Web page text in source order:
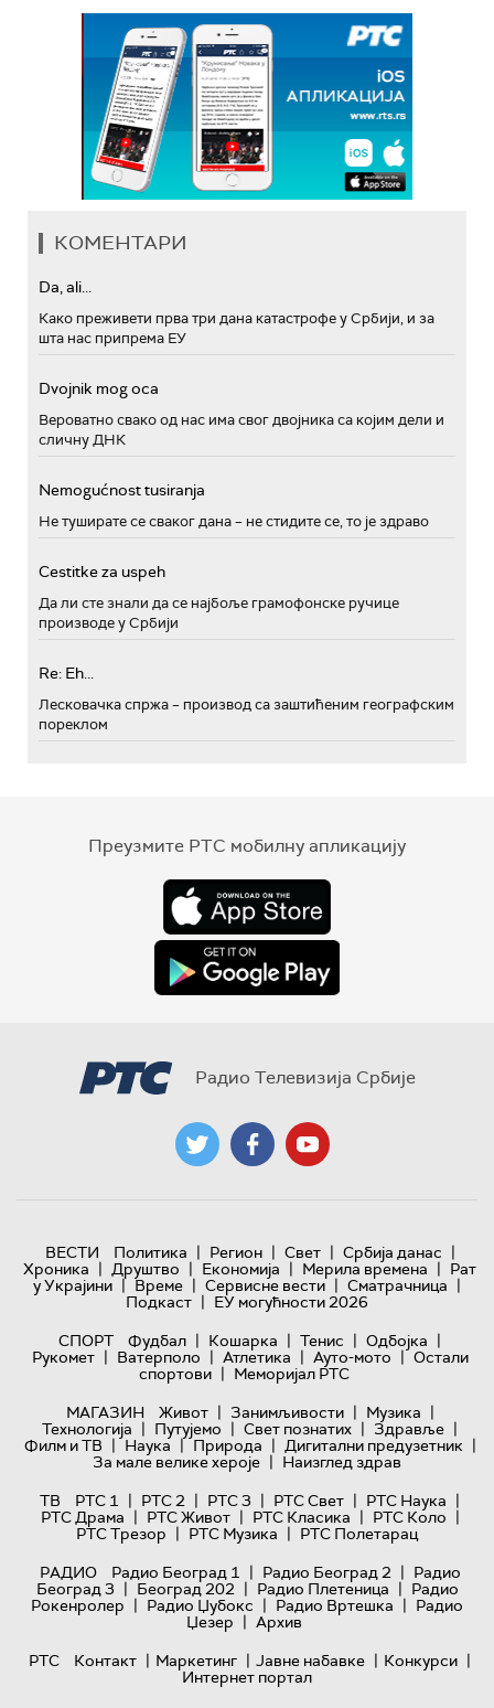
КОМЕНТАРИ
Da, ali...
Како преживети прва три дана катастрофе у Србији, и за
шта нас припрема ЕУ
Dvojnik mog oca
Вероватно свако од нас има свог двојника са којим дели и
сличну ДНК
Nemogućnost tusiranja
Не туширате се сваког дана – не стидите се, то је здраво
Cestitke za uspeh
Да ли сте знали да се најбоље грамофонске ручице
производе у Србији
Re: Eh...
Лесковачка спржа – производ са заштићеним географским
пореклом
Преузмите РТС мобилну апликацију
Радио Телевизија Србије
ВЕСТИ Политика | Регион | Свет | Србија данас |
Хроника | Друштво | Економија | Мерила времена | Рат
у Украјини | Време | Сервисне вести | Сматрачница |
Подкаст | ЕУ могућности 2026
СПОРТ
Фудбал | Кошарка | Тенис | Одбојка |
Рукомет | Ватерполо | Атлетика | Ауто-мото | Остали
спортови | Меморијал РТС
МАГАЗИН
Живот | Занимљивости | Музика |
Технологијa | Путујемо | Свет познатих | Здравље |
Филм и ТВ | Наука | Природа | Дигитални предузетник |
За мале велике хероје | Наизглед здрав
ТВ
РТС 1 | РТС 2 | РТС 3 | РТС Свет | РТС Наука |
РТС Драма | РТС Живот | РТС Класика | РТС Коло |
РТС Трезор | РТС Музика | РТС Полетарац
РАДИО
Радио Београд 1 | Радио Београд 2 | Радио
Београд 3 | Београд 202 | Радио Плетеница | Радио
Рокенролер | Радио Џубокс | Радио Вртешка | Радио
Џезер | Архив
РТС
Контакт | Маркетинг | Јавне набавке | Конкурси |
Интернет портал